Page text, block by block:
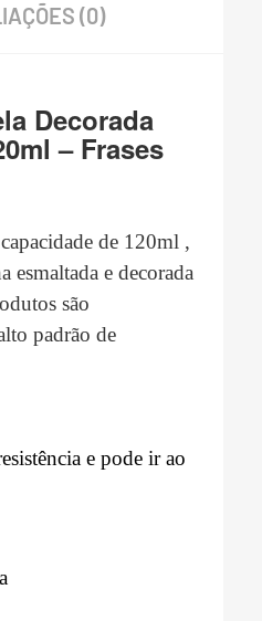
(0)
Decorada
– Frases
capacidade de 120ml ,
esmaltada e decorada
são
padrão de
e pode ir ao